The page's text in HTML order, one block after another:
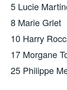
5 Lucie
8 Marie Grlet
10 Harry
17 Morgane
25 Philippe